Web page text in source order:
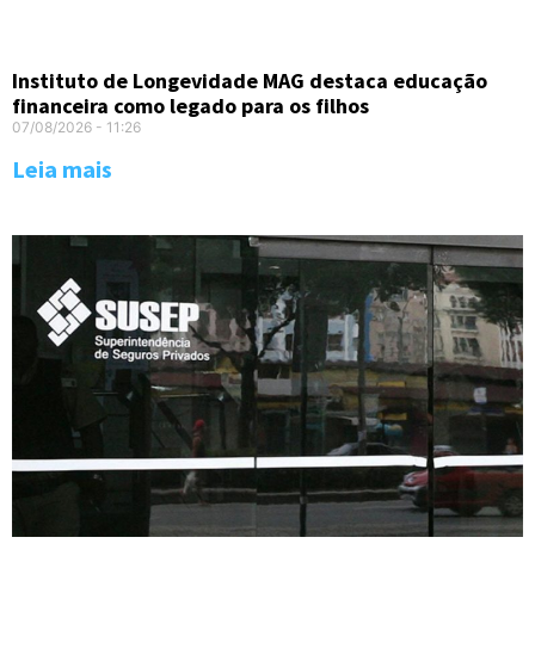
Instituto de Longevidade MAG destaca educação
financeira como legado para os filhos
07/08/2026 11:26
Leia mais